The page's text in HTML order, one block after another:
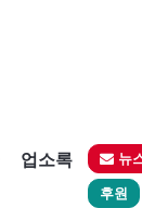
업소록 뉴
후원